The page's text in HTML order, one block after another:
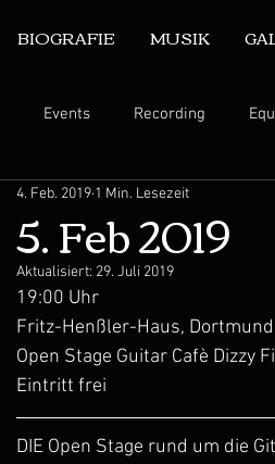
BIOGRAFIE MUSIK
Events Recording
5. Feb 2019
4. Feb. 2019 1 Min. Lesezeit
Aktualisiert: 29. Juli 2019
19:00 Uhr
Fritz-Henßler-Haus, Dortmund
Open Stage Guitar Cafè Dizzy
Eintritt frei
DIE Open Stage rund um die